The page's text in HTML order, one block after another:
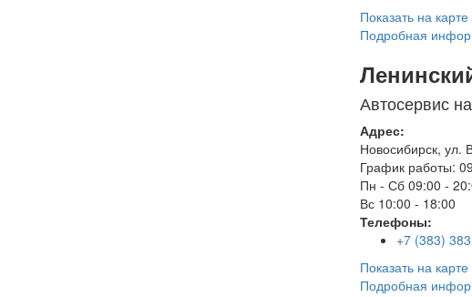
Показать на карте
Подробная
Автосервис
Адрес:
Новосибирск, ул.
График работы:
Пн - Сб 09:00 -
Вс 10:00 - 18:00
Телефоны:
+7 (383)
Показать на карте
Подробная